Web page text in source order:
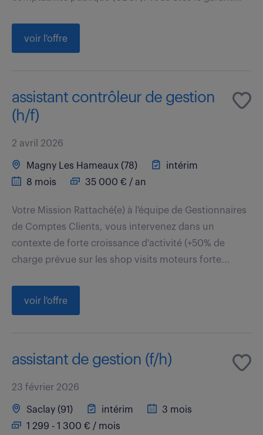
voir l'offre
assistant contrôleur de gestion
(h/f)
2 avril 2026
Magny Les Hameaux (78)
intérim
8 mois
35 000 € / an
Votre Mission Rattaché(e) à l'équipe de Gestionnaires
de Comptes Clients, vous intervenez dans un
contexte de forte croissance d'activité (+50% de
charge prévue sur les shop visits moteurs forte...
voir l'offre
assistant de gestion (f/h)
23 février 2026
Saclay (91) intérim
3 mois
1 299 - 1 300 € / mois